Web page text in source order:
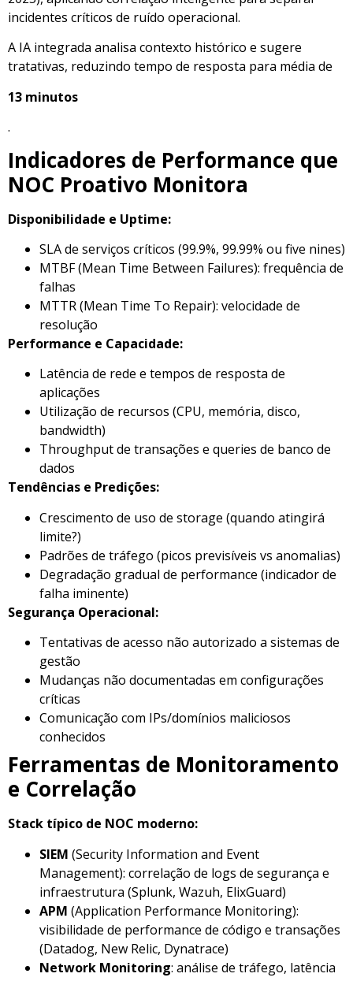
incidentes críticos de ruído operacional.
A IA integrada analisa contexto histórico e sugere
tratativas, reduzindo tempo de resposta para média de
13 minutos
.
Indicadores de Performance que
NOC Proativo Monitora
Disponibilidade e Uptime:
SLA de serviços críticos (99.9%, 99.99% ou five nines)
MTBF (Mean Time Between Failures): frequência de
falhas
MTTR (Mean Time To Repair): velocidade de
resolução
Performance e Capacidade:
Latência de rede e tempos de resposta de
aplicações
Utilização de recursos (CPU, memória, disco,
bandwidth)
Throughput de transações e queries de banco de
dados
Tendências e Predições:
Crescimento de uso de storage (quando atingirá
limite?)
Padrões de tráfego (picos previsíveis vs anomalias)
Degradação gradual de performance (indicador de
falha iminente)
Segurança Operacional:
Tentativas de acesso não autorizado a sistemas de
gestão
Mudanças não documentadas em configurações
críticas
Comunicação com IPs/domínios maliciosos
conhecidos
Ferramentas de Monitoramento
e Correlação
Stack típico de NOC moderno:
SIEM (Security Information and Event
Management): correlação de logs de segurança e
infraestrutura (Splunk, Wazuh, ElixGuard)
APM (Application Performance Monitoring):
visibilidade de performance de código e transações
(Datadog, New Relic, Dynatrace)
Network Monitoring: análise de tráfego, latência